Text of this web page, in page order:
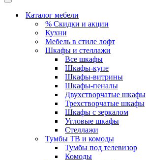
Меню
навигацииКаталог мебели
% Скидки и акции
Кухни
Мебель в стиле лофт
Шкафы и стеллажи
Все шкафы
Шкафы-купе
Шкафы-витрины
Шкафы-пеналы
Двухстворчатые шкафы
Трехстворчатые шкафы
Шкафы с зеркалом
Угловые шкафы
Стеллажи
Тумбы ТВ и комоды
Тумбы под телевизор
Комоды